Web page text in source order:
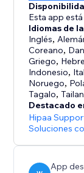
Esta app
Idiomas de
Inglés,
Coreano,
Griego,
Indonesio,
Noruego,
Tagalo,
Destacado
Hipaa
Soluciones
App